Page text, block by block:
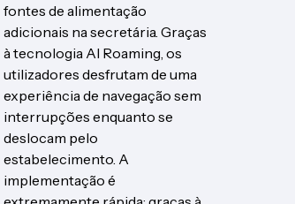
fontes de alimentação
adicionais na secretária. Graças
à tecnologia AI Roaming, os
utilizadores desfrutam de uma
experiência de navegação sem
interrupções enquanto se
deslocam pelo
estabelecimento. A
implementação é